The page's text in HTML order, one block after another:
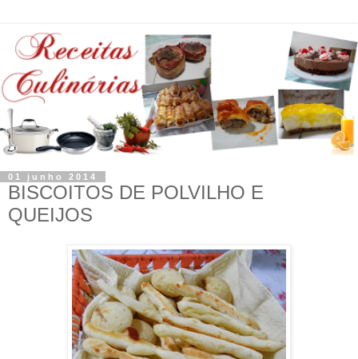
01 junho 2014
BISCOITOS DE POLVILHO E
QUEIJOS